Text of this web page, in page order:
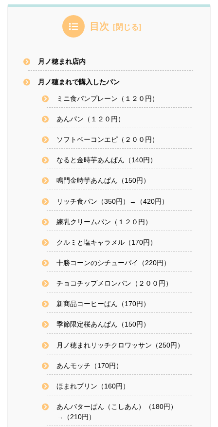
目次
月ノ穂まれ店内
月ノ穂まれで購入したパン
ミニ食パンプレーン（１２０円）
あんパン（１２０円）
ソフトベーコンエピ（２００円）
なると金時芋あんぱん（140円）
鳴門金時芋あんぱん（150円）
リッチ食パン（350円）→（420円）
練乳クリームパン（１２０円）
クルミと塩キャラメル（170円）
十勝コーンのシチューパイ（220円）
チョコチップメロンパン（２００円）
新商品コーヒーぱん（170円）
季節限定桜あんぱん（150円）
月ノ穂まれリッチクロワッサン（250円）
あんモッチ（170円）
ほまれプリン（160円）
あんバターぱん（こしあん）（180円）
→（210円）